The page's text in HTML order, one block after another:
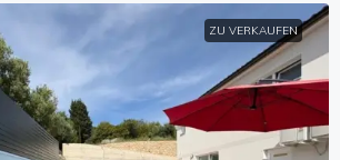
ZU VERKAUFEN